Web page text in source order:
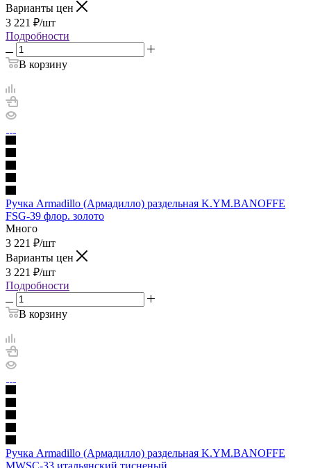
Варианты цен
3 221 ₽/шт
Подробности
В корзину
Ручка Armadillo (Армадилло) раздельная K.YM.BANOFFE
FSG-39 флор. золото
Много
3 221 ₽/шт
Варианты цен
3 221 ₽/шт
Подробности
В корзину
Ручка Armadillo (Армадилло) раздельная K.YM.BANOFFE
MWSC-33 итальянский тисненый